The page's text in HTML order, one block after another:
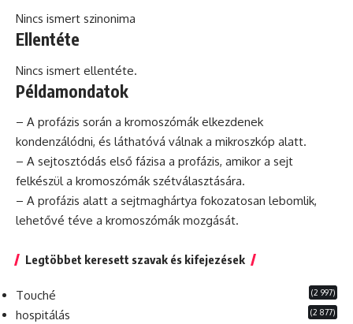
Nincs ismert szinonima
Ellentéte
Nincs ismert ellentéte.
Példamondatok
– A profázis során a kromoszómák elkezdenek
kondenzálódni, és láthatóvá válnak a mikroszkóp alatt.
– A sejtosztódás első fázisa a profázis, amikor a sejt
felkészül a kromoszómák szétválasztására.
– A profázis alatt a sejtmaghártya fokozatosan lebomlik,
lehetővé téve a kromoszómák mozgását.
Legtöbbet keresett szavak és kifejezések
Touché (2 997)
hospitálás (2 877)